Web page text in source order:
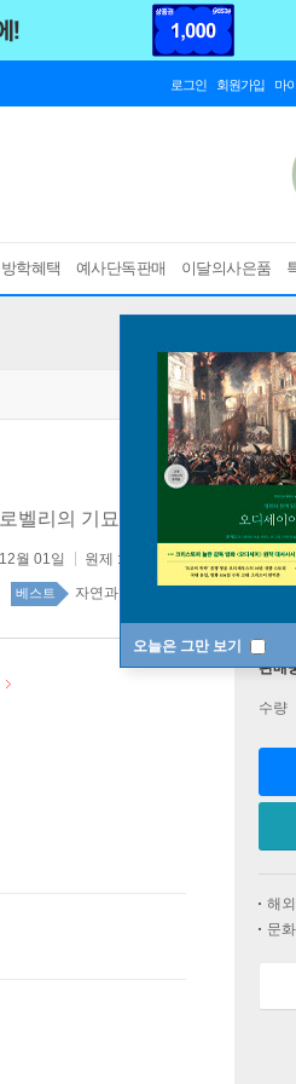
로그인 회원가입 마
학혜택 예사단독판매 이달의사은품
오늘은 그만 보기
벨리의 기묘하고 아름다운 양자
월 01일 원제 : Helgoland
베스트 자연과학 89위
판매
수량
해
문